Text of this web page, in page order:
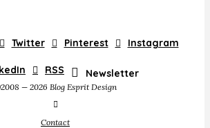
Twitter Pinterest Instagram
RSS Newsletter
— 2026 Blog Esprit Design
Contact